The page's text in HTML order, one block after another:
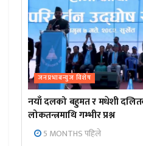
जनप्रभाबन्युज विशेष
नयाँ दलको बहुमत र मधेशी
लोकतन्त्रमाथि गम्भीर प्रश्न
5 MONTHS पहिले